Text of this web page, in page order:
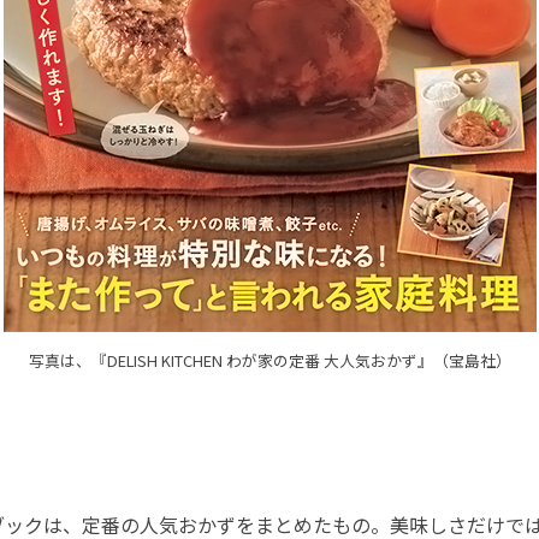
写真は、『DELISH KITCHEN わが家の定番 大人気おかず』（宝島社）
クは、定番の人気おかずをまとめたもの。美味しさだけで